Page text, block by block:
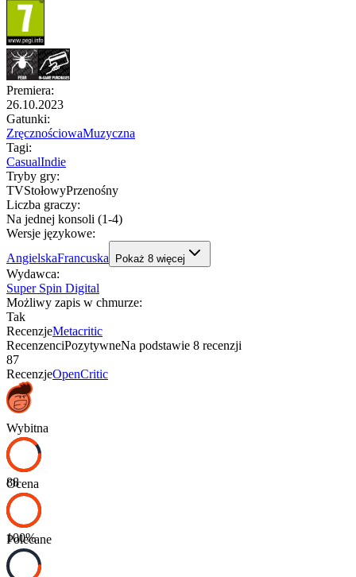
Premiera:
26.10.2023
Gatunki:
ZręcznościowaMuzyczna
Tagi:
CasualIndie
Tryby gry:
TVStołowyPrzenośny
Liczba graczy:
Na jednej konsoli (1-4)
Wersje językowe:
AngielskaFrancuska Pokaż 8 więcej
Wydawca:
Super Spin Digital
Możliwy zapis w chmurze:
Tak
RecenzjeMetacritic
RecenzenciPozytywneNa podstawie 8 recenzji
87
RecenzjeOpenCritic
Wybitna
88
Ocena
100%
Polecane